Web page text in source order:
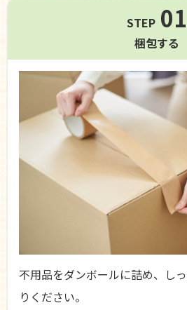
STEP 01
梱包する
不用品をダンボールに詰め、し
りください。